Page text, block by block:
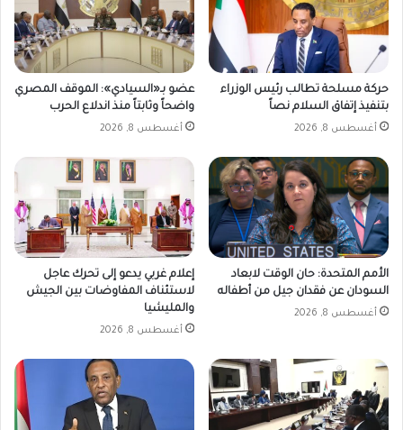
حركة مسلحة تطالب رئيس الوزراء
بتنفيذ إتفاق السلام نصاً
أغسطس 8, 2026
عضو بـ«السيادي»: الموقف المصري
واضحاً وثابتاً منذ اندلاع الحرب
أغسطس 8, 2026
الأمم المتحدة: حان الوقت لابعاد
السودان عن فقدان جيل من أطفاله
أغسطس 8, 2026
إعلام غربي يدعو إلى تحرك عاجل
لاستئناف المفاوضات بين الجيش
والمليشيا
أغسطس 8, 2026